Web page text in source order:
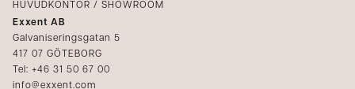
Kataloger
Mediabank
Bli återförsäljare
HUVUDKONTOR / SHOWROOM
Exxent AB
Galvaniseringsgatan 5
417 07 GÖTEBORG
Tel: +46 31 50 67 00
info@exxent.com